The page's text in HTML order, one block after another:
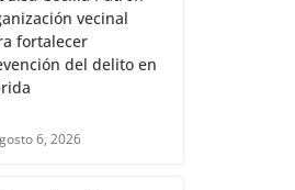
vecinal
fortalecer
del delito en
6, 2026